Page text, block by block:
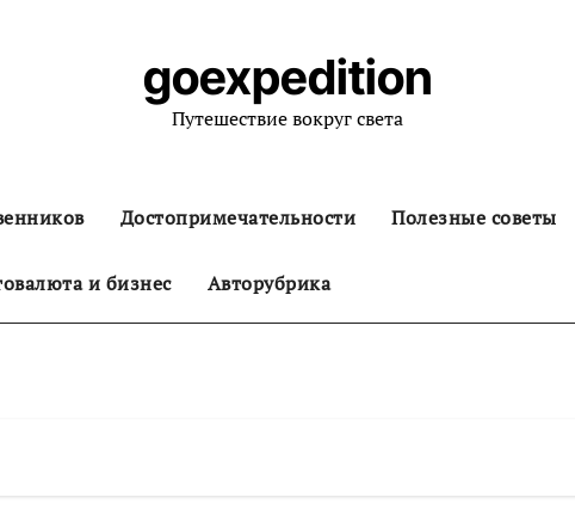
goexpedition
Путешествие вокруг света
Достопримечательности Полезные советы
и бизнес Авторубрика